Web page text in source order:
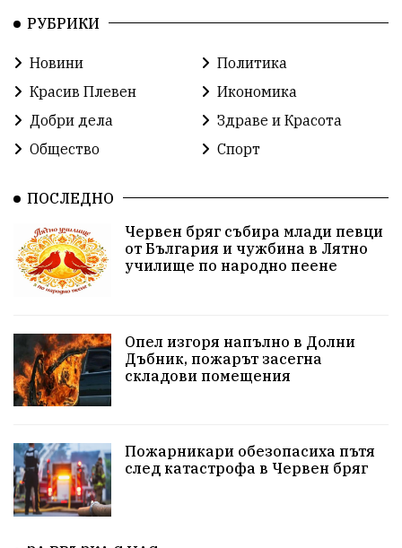
ОбластПлевен
Красив Плевен МВР
благотворителност Илияна Йотова
Общински съвет Общество Икономика
Ивелин Михайлов
здравеопазване концерт задържани
Бойко Борисов ПрогнозаЗаВремето ГЕРБ
протести Фолклор водоснабдяване
Левски Народно събрание
Новини Традиции Избори Разследване
спорт ПТП
РУБРИКИ
Новини
Политика
Красив Плевен
Икономика
Добри дела
Здраве и Красота
Общество
Спорт
ПОСЛЕДНО
Червен бряг събира млади певци
от България и чужбина в Лятно
училище по народно пеене
Опел изгоря напълно в Долни
Дъбник, пожарът засегна
складови помещения
Пожарникари обезопасиха пътя
след катастрофа в Червен бряг